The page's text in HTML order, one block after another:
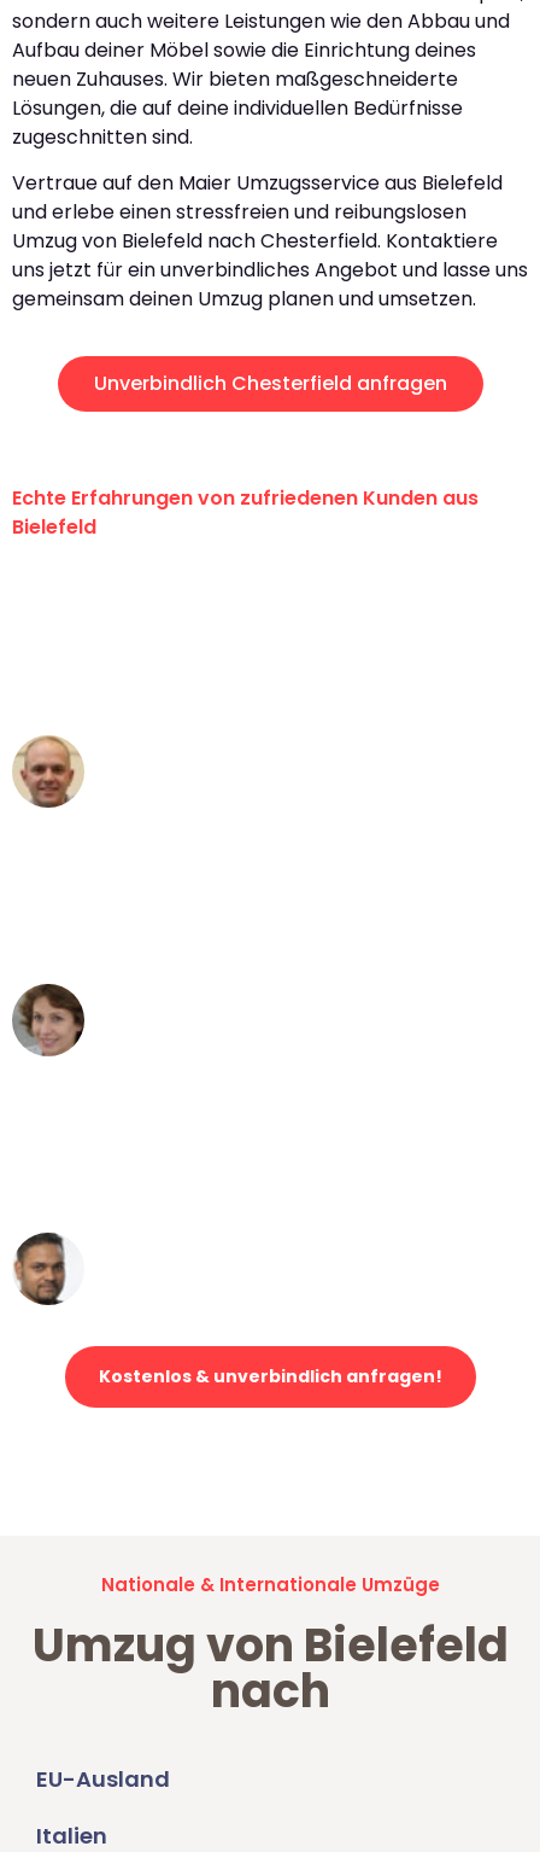
sondern auch weitere Leistungen wie den Abbau und
Aufbau deiner Möbel sowie die Einrichtung deines
neuen Zuhauses. Wir bieten maßgeschneiderte
Lösungen, die auf deine individuellen Bedürfnisse
zugeschnitten sind.
Vertraue auf den Maier Umzugsservice aus Bielefeld
und erlebe einen stressfreien und reibungslosen
Umzug von Bielefeld nach Chesterfield. Kontaktiere
uns jetzt für ein unverbindliches Angebot und lasse uns
gemeinsam deinen Umzug planen und umsetzen.
Unverbindlich Chesterfield anfragen
Echte Erfahrungen von zufriedenen Kunden aus
Bielefeld
Kostenlos & unverbindlich anfragen!
Nationale & Internationale Umzüge
Umzug von Bielefeld
nach
EU-Ausland
Italien